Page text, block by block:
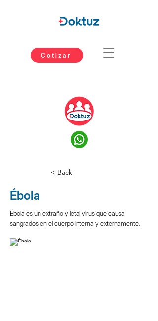
Cotizar
< Back
Ébola
Ébola es un extraño y letal virus que causa
sangrados en el cuerpo interna y externamente.